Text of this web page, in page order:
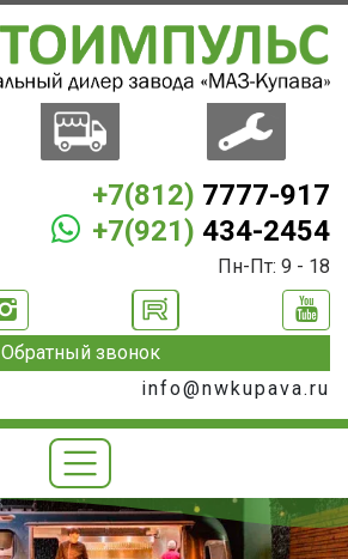
+7(812) 7777-917
+7(921) 434-2454
Пн-Пт: 9 - 18
Обратный звонок
info@nwkupava.ru